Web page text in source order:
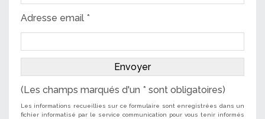
Adresse email *
(Les champs marqués d'un * sont obligatoires)
Les informations recueillies sur ce formulaire sont enregistrées dans un
fichier informatisé par le service communication pour vous tenir informés